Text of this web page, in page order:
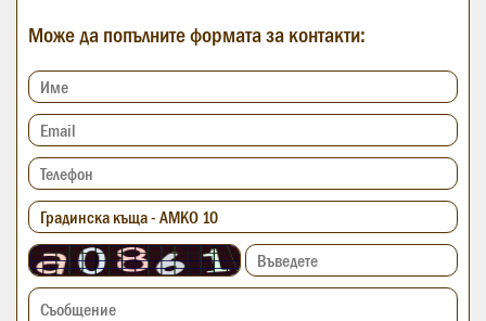
Може да попълните формата за контакти: